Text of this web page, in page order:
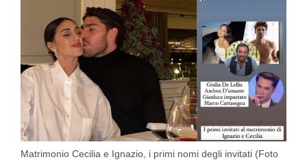
Matrimonio Cecilia e Ignazio, i primi nomi degli invitati (Foto